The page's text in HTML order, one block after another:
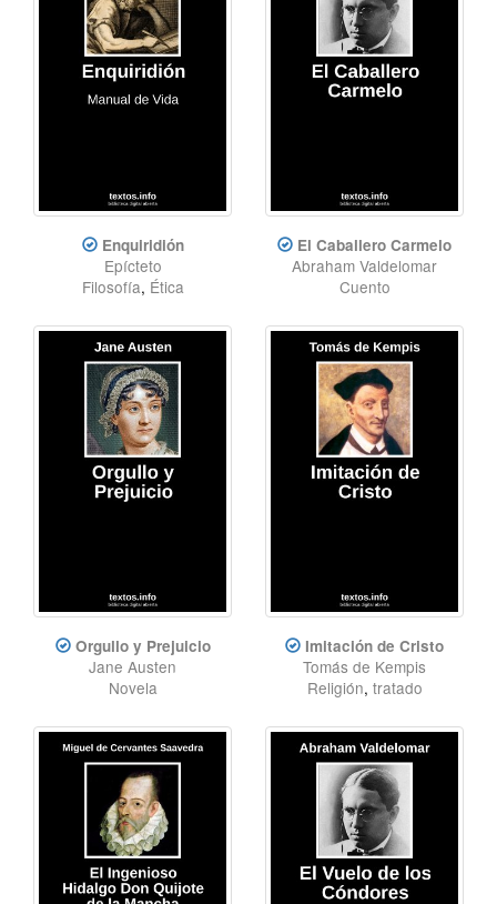
Enquiridión
Epícteto
Filosofía, Ética
El Caballero Carmelo
Abraham Valdelomar
Cuento
Orgullo y Prejuicio
Jane Austen
Novela
Imitación de Cristo
Tomás de Kempis
Religión, tratado